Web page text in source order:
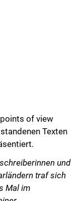
of view
Texten
und
traf sich
Mal im